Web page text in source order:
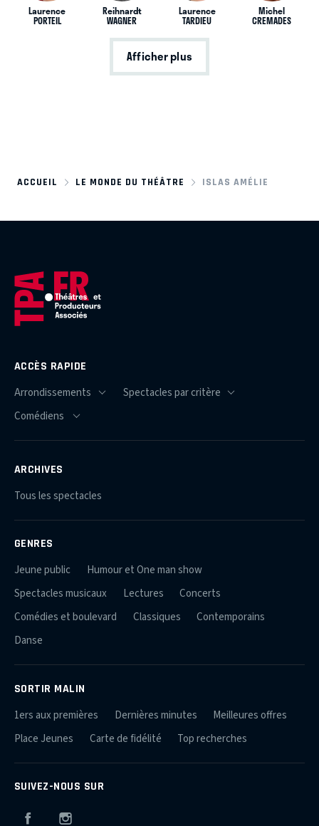
Laurence
PORTEIL
Reihnardt
WAGNER
Laurence
TARDIEU
Michel
CREMADES
Afficher plus
ACCUEIL LE MONDE DU THÉÂTRE ISLAS AMÉLIE
ACCÈS RAPIDE
ARCHIVES
Tous les spectacles
GENRES
Jeune public
Humour et One man show
Spectacles musicaux
Lectures
Concerts
Comédies et boulevard
Classiques
Contemporains
Danse
SORTIR MALIN
1ers aux premières Dernières minutes
Meilleures offres
Place Jeunes
Carte de fidélité Top recherches
SUIVEZ-NOUS SUR
Facebook